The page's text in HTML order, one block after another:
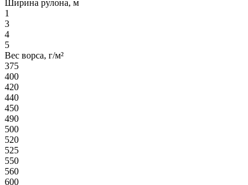
Ширина рулона, м
1
3
4
5
Вес ворса, г/м²
375
400
420
440
450
490
500
520
525
550
560
600